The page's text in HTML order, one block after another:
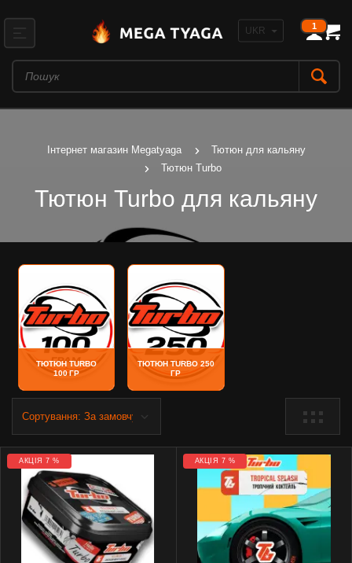
1
Інтернет магазин Megatyaga
Тютюн для кальяну
Тютюн Turbo
Тютюн Turbo для кальяну
ТЮТЮН TURBO
100 ГР
ТЮТЮН TURBO 250
ГР
АКЦІЯ 7 % АКЦІЯ 7 %